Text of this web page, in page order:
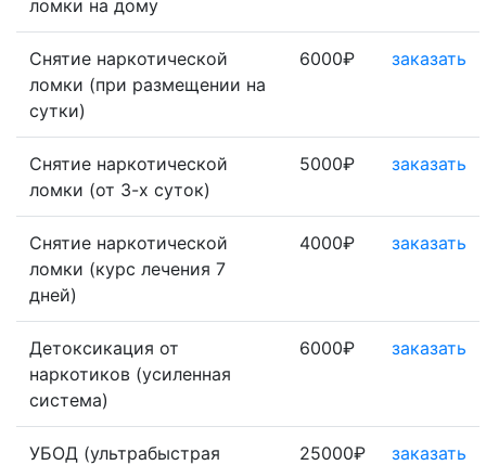
ломки на дому
Снятие наркотической
ломки (при размещении на
сутки)
6000₽ заказать
Снятие наркотической
ломки (от 3-х суток)
5000₽ заказать
Снятие наркотической
ломки (курс лечения 7
дней)
4000₽ заказать
Детоксикация от
наркотиков (усиленная
система)
6000₽ заказать
УБОД (ультрабыстрая
25000₽ заказать